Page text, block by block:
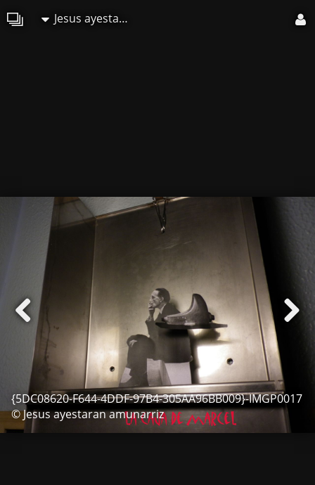
Jesus ayestaran amunarriz
{5DC08620-F644-4DDF-97B4-305AA96BB009}-IMGP0017
© Jesus ayestaran amunarriz